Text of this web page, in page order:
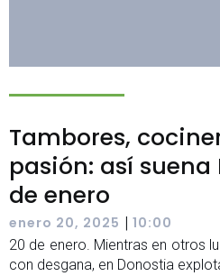
Tambores,
pasión: así suena
de enero
enero 20, 2025 | 10:00
20 de enero. Mientras en otros
con desgana, en Donostia